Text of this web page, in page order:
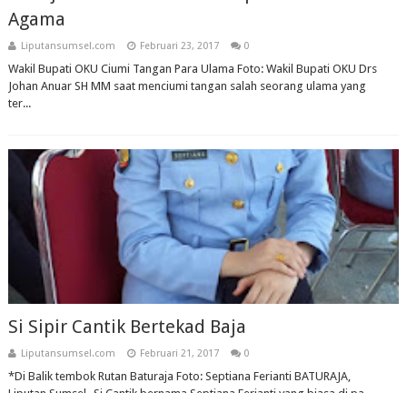
Agama
Liputansumsel.com Februari 23, 2017 0
Wakil Bupati OKU Ciumi Tangan Para Ulama Foto: Wakil Bupati OKU Drs
Johan Anuar SH MM saat menciumi tangan salah seorang ulama yang
ter...
Si Sipir Cantik Bertekad Baja
Liputansumsel.com Februari 21, 2017 0
*Di Balik tembok Rutan Baturaja Foto: Septiana Ferianti BATURAJA,